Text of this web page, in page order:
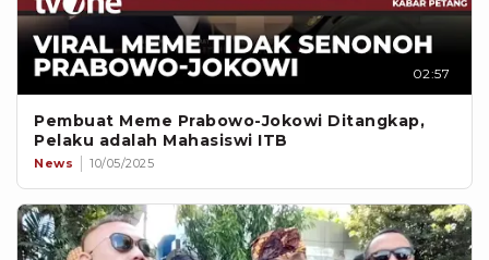
02:57
Pembuat Meme Prabowo-Jokowi Ditangkap,
Pelaku adalah Mahasiswi ITB
News 10/05/2025